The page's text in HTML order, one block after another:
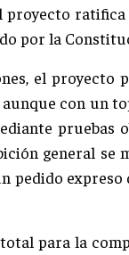
por la
el proyecto
con un
pruebas
general se
pedido
para la